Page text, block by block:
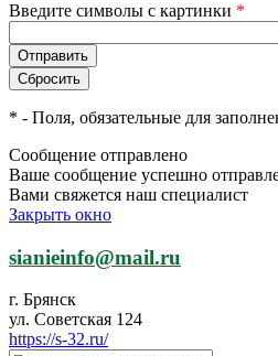
Введите символы с картинки *
* - Поля, обязательные для
Сообщение отправлено
Ваше сообщение успешно
Вами свяжется наш специалист
Закрыть окно
sianieinfo@mail.ru
г. Брянск
ул. Советская 124
https://s-32.ru/